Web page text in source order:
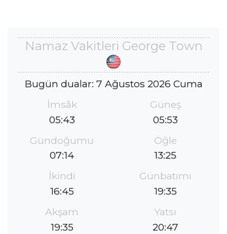
Namaz Vakitleri George Town
Bugün dualar: 7 Ağustos 2026 Cuma
İmsâk
05:43
Güneş
05:53
Gündoğumu
07:14
Öğle
13:25
İkindi
16:45
Günbatımı
19:35
Akşam
19:35
Yatsı
20:47